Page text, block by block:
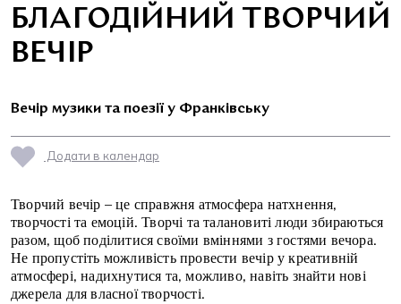
БЛАГОДІЙНИЙ ТВОРЧИЙ
ВЕЧІР
Вечір музики та поезії у Франківську
Додати в календар
Творчий вечір – це справжня атмосфера натхнення,
творчості та емоцій. Творчі та талановиті люди збираються
разом, щоб поділитися своїми вміннями з гостями вечора.
Не пропустіть можливість провести вечір у креативній
атмосфері, надихнутися та, можливо, навіть знайти нові
джерела для власної творчості.